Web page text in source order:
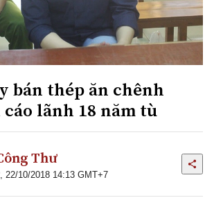
bán thép ăn chênh
lãnh 18 năm tù
Thư
22/10/2018 14:13 GMT+7